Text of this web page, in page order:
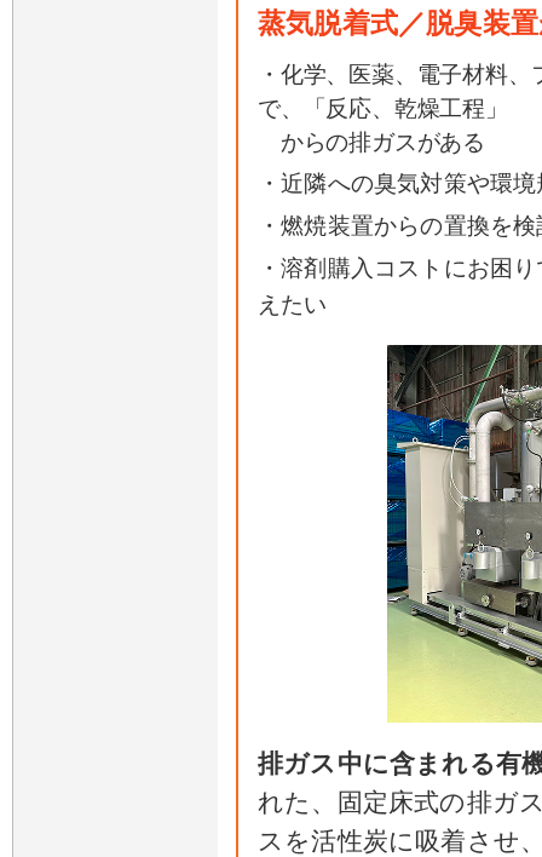
蒸気脱着式／脱臭装
・化学、医薬、電子材料
で、「反応、乾燥工程」
からの排ガスがある
・近隣への臭気対策や環
・燃焼装置からの置換を
・溶剤購入コストにお困
えたい
排ガス中に含まれる有
れた、固定床式の排ガ
スを活性炭に吸着させ